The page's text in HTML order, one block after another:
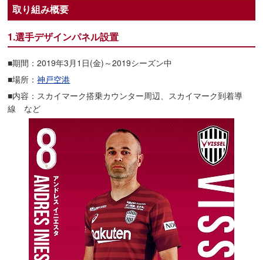
取り組み概要
1.選手デザインパネル設置
■期間：2019年3月1日(金)～2019シーズン中
■場所：神戸空港
■内容：スカイマーク搭乗カウンター周辺、スカイマーク到着導
線 など